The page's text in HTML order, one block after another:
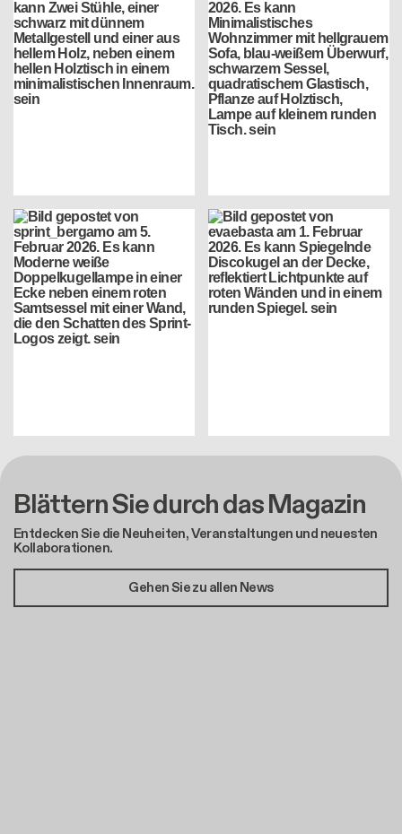
Blättern Sie durch das Magazin
Entdecken Sie die Neuheiten, Veranstaltungen und neuesten
Kollaborationen.
Gehen Sie zu allen News